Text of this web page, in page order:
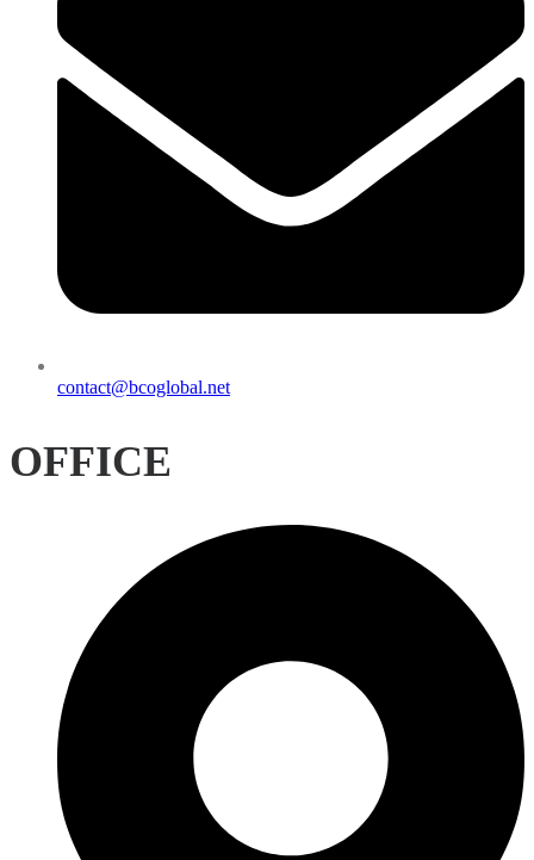
contact@bcoglobal.net
OFFICE